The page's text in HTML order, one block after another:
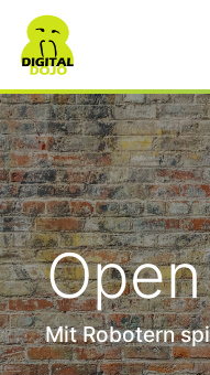
Mit Robotern